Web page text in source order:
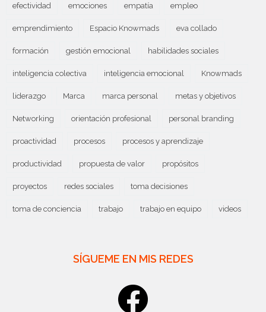
efectividad emociones empatía empleo
emprendimiento Espacio Knowmads eva collado
formación gestión emocional habilidades sociales
inteligencia colectiva inteligencia emocional Knowmads
liderazgo Marca marca personal metas y objetivos
Networking orientación profesional personal branding
proactividad procesos procesos y aprendizaje
productividad propuesta de valor propósitos
proyectos redes sociales toma decisiones
toma de conciencia trabajo trabajo en equipo videos
SÍGUEME EN MIS REDES